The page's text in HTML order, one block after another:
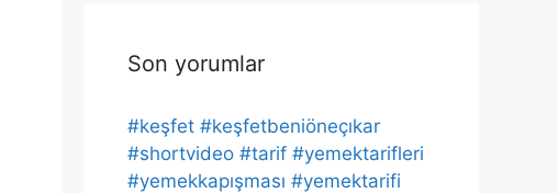
Son yorumlar
#keşfet #keşfetbeniöneçıkar
#shortvideo #tarif #yemektarifleri
#yemekkapışması #yemektarifi